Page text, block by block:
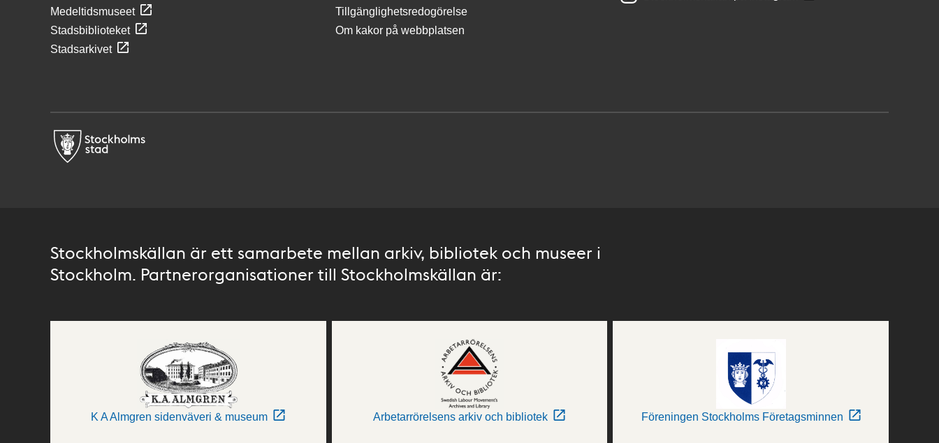
Medeltidsmuseet
Stadsbiblioteket
Stadsarkivet
Tillgänglighetsredogörelse
Om kakor på webbplatsen
Stockholmskällan är ett samarbete mellan arkiv, bibliotek och museer i
Stockholm. Partnerorganisationer till Stockholmskällan är:
K A Almgren sidenväveri & museum Arbetarrörelsens arkiv och bibliotek Föreningen Stockholms Företagsminnen